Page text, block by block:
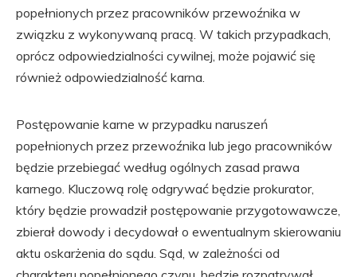
popełnionych przez pracowników przewoźnika w
związku z wykonywaną pracą. W takich przypadkach,
oprócz odpowiedzialności cywilnej, może pojawić się
również odpowiedzialność karna.
Postępowanie karne w przypadku naruszeń
popełnionych przez przewoźnika lub jego pracowników
będzie przebiegać według ogólnych zasad prawa
karnego. Kluczową rolę odgrywać będzie prokurator,
który będzie prowadził postępowanie przygotowawcze,
zbierał dowody i decydował o ewentualnym skierowaniu
aktu oskarżenia do sądu. Sąd, w zależności od